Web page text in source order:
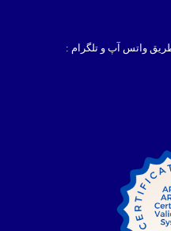
واتس آپ و تلگرام :